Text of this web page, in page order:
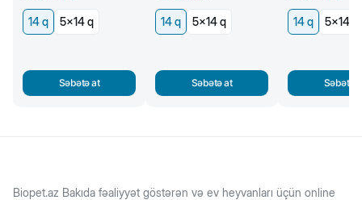
14 q 5x14 q
Səbətə at
14 q 5x14 q
Səbətə at
14 q 5x14 q
Səbətə
Biopet.az Bakıda fəaliyyət göstərən və ev heyvanları üçün online